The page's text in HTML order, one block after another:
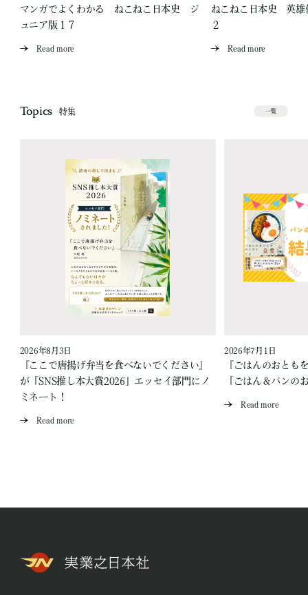
マンガでよくわかる ねこねこ日本史 ジ
ュニア版１７
Read more
ねこねこ日本史 英
２
Read more
Topics 特集 一覧
2026年8月3日
『ここで唐揚げ弁当を食べないでください』
が「SNS推し本大賞2026」エッセイ部門にノ
ミネート！
Read more
2026年7月1日
『ごはんのおとも
「ごはん＆パンの
Read more